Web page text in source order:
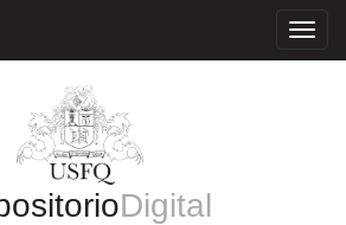
Digital